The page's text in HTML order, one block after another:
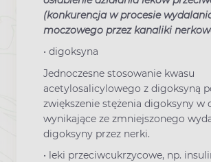
(konkurencja w procesie
moczowego przez kanaliki
• digoksyna
Jednoczesne stosowanie kwasu
acetylosalicylowego z digoksyną
zwiększenie stężenia digoksyny w
wynikające ze zmniejszonego
digoksyny przez nerki.
• leki przeciwcukrzycowe, np.